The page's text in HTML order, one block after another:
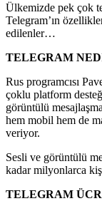
Ülkemizde pek çok
Telegram’ın
edilenler…
TELEGRAM
Rus programcısı
çoklu platform
görüntülü
hem mobil hem de
veriyor.
Sesli ve görüntülü
kadar milyonlarca
TELEGRAM